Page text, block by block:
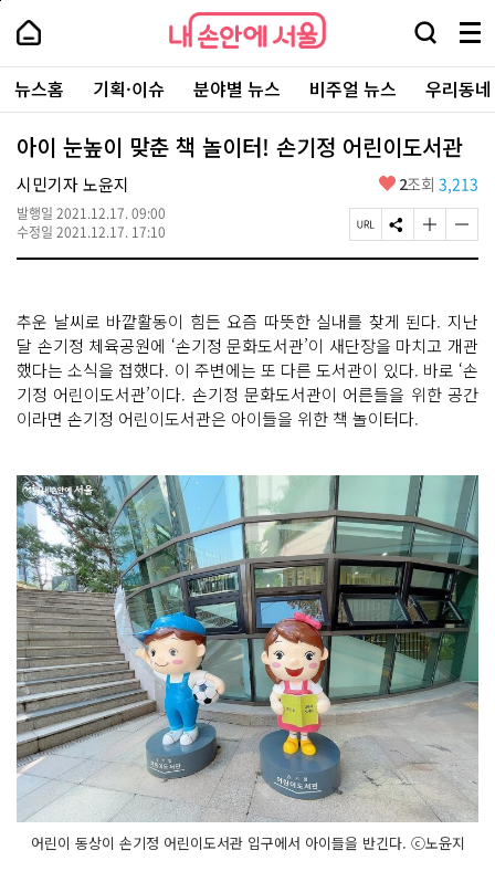
본
로
가
내
손
안
에
서
울
-
서
울
시
대
표
소
털
내
손
에
울
검
창
열
기
메
뉴
전
체
보
주
요
서
뉴스홈 기획·이슈 분야별 뉴스 비주얼 뉴스 우리동
아이 눈높이 맞춘 책 놀이터! 손기정 어린이도서관
시민기자 노윤지
발행일 2021.12.17. 09:00
수정일 2021.12.17. 17:10
좋
요
2조회 3,213
페
이
R
L
복
사
S
N
유
하
기
글
자
크
게
변
경
하
기
글
자
게
변
경
하
기
추운 날씨로 바깥활동이 힘든 요즘 따뜻한 실내를 찾게 된다. 지난
달 손기정 체육공원에 ‘손기정 문화도서관’이 새단장을 마치고 개관
했다는 소식을 접했다. 이 주변에는 또 다른 도서관이 있다. 바로 ‘손
기정 어린이도서관’이다. 손기정 문화도서관이 어른들을 위한 공간
이라면 손기정 어린이도서관은 아이들을 위한 책 놀이터다.
어린이 동상이 손기정 어린이도서관 입구에서 아이들을 반긴다. ⓒ노윤지
페
상
단
로